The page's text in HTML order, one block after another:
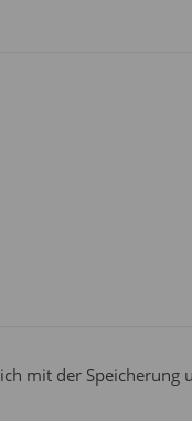
mit der Speicherung